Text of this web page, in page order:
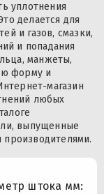
уплотнения
делается для
и газов, смазки,
и попадания
манжеты,
форму и
магазин
любых
выпущенные
штока мм: